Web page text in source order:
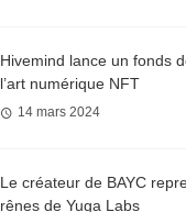
Hivemind lance un fonds
l’art numérique NFT
14 mars 2024
Le créateur de BAYC
rênes de Yuga Labs